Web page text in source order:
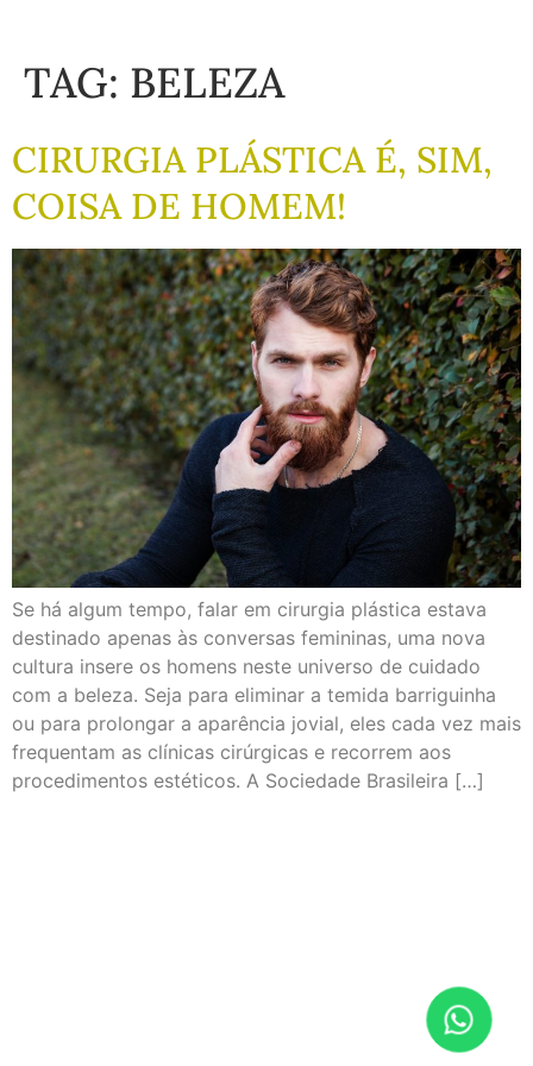
TAG: BELEZA
CIRURGIA PLÁSTICA É, SIM,
COISA DE HOMEM!
Se há algum tempo, falar em cirurgia plástica estava
destinado apenas às conversas femininas, uma nova
cultura insere os homens neste universo de cuidado
com a beleza. Seja para eliminar a temida barriguinha
ou para prolongar a aparência jovial, eles cada vez mais
frequentam as clínicas cirúrgicas e recorrem aos
procedimentos estéticos. A Sociedade Brasileira […]